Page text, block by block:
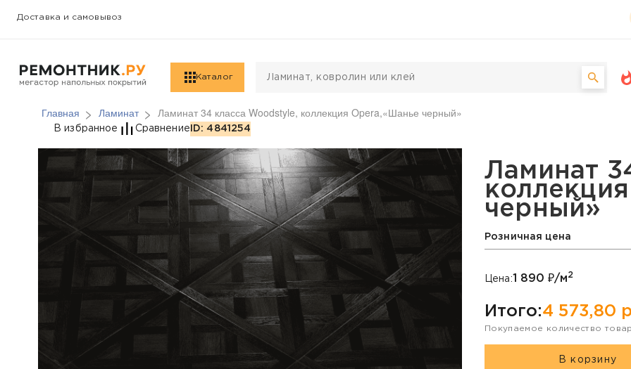
Доставка и самовывоз
Каталог
Главная Ламинат Ламинат 34 класса Woodstyle, коллекция Opera,«Шанье черный»
Ламинат 34 класса Woodstyle, коллекция
В избранное Сравнение ID: 4841254
Ламинат
черный»
Розничная цена
Цена:1 890 ₽/м2
Итого:4 573,80
Покупаемое количество
В корзину